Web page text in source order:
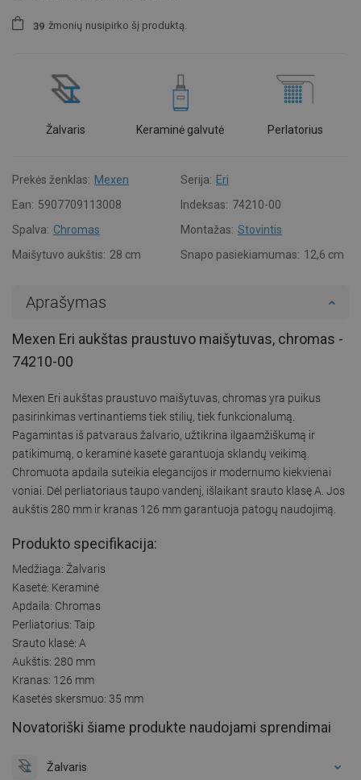
39 žmonių nusipirko šį produktą.
Žalvaris Keraminė galvutė Perlatorius
Prekės ženklas: Mexen Serija: Eri
Ean: 5907709113008 Indeksas: 74210-00
Spalva: Chromas Montažas: Stovintis
Maišytuvo aukštis: 28 cm Snapo pasiekiamumas: 12,6 cm
Aprašymas
Mexen Eri aukštas praustuvo maišytuvas, chromas -
74210-00
Mexen Eri aukštas praustuvo maišytuvas, chromas yra puikus
pasirinkimas vertinantiems tiek stilių, tiek funkcionalumą.
Pagamintas iš patvaraus žalvario, užtikrina ilgaamžiškumą ir
patikimumą, o keraminė kasetė garantuoja sklandų veikimą.
Chromuota apdaila suteikia elegancijos ir modernumo kiekvienai
voniai. Dėl perliatoriaus taupo vandenį, išlaikant srauto klasę A. Jos
aukštis 280 mm ir kranas 126 mm garantuoja patogų naudojimą.
Produkto specifikacija:
Medžiaga: Žalvaris
Kasetė: Keraminė
Apdaila: Chromas
Perliatorius: Taip
Srauto klasė: A
Aukštis: 280 mm
Kranas: 126 mm
Kasetės skersmuo: 35 mm
Novatoriški šiame produkte naudojami sprendimai
Žalvaris